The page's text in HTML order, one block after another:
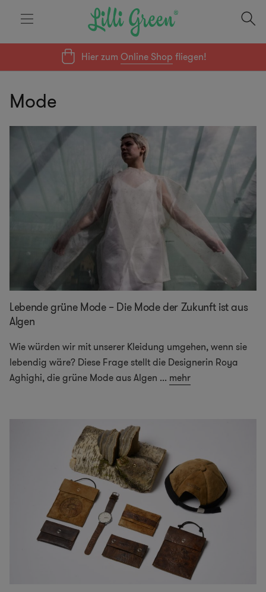
Hier zumOnline Shop fliegen!
Mode
Lebende grüne Mode – Die Mode der Zukunft ist aus
Algen
Wie würden wir mit unserer Kleidung umgehen, wenn sie
lebendig wäre? Diese Frage stellt die Designerin Roya
Aghighi, die grüne Mode aus Algen ... mehr